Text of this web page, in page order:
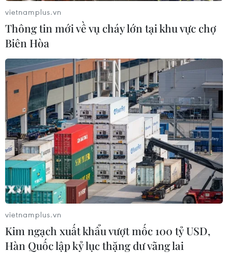
vietnamplus.vn
Thông tin mới về vụ cháy lớn tại khu vực chợ
Biên Hòa
vietnamplus.vn
Kim ngạch xuất khẩu vượt mốc 100 tỷ USD,
Hàn Quốc lập kỷ lục thặng dư vãng lai